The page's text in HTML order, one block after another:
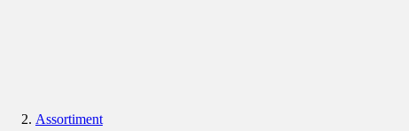
Assortiment